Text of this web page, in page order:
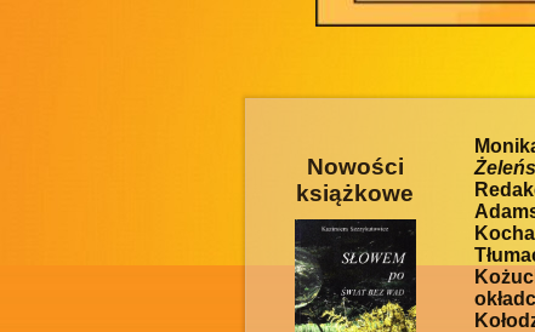
Nowości
książkowe